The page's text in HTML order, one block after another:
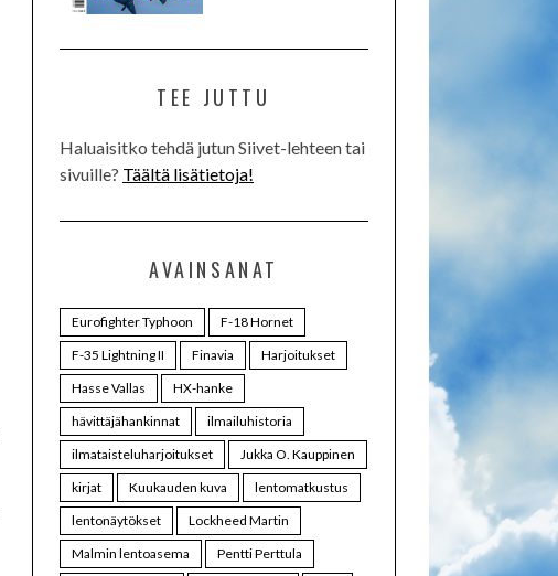
TEE JUTTU
Haluaisitko tehdä jutun Siivet-lehteen tai
sivuille? Täältä lisätietoja!
AVAINSANAT
Eurofighter Typhoon
F-18 Hornet
F-35 Lightning II
Finavia
Harjoitukset
Hasse Vallas
HX-hanke
hävittäjähankinnat
ilmailuhistoria
ilmataisteluharjoitukset
Jukka O. Kauppinen
kirjat
Kuukauden kuva
lentomatkustus
lentonäytökset
Lockheed Martin
Malmin lentoasema
Pentti Perttula